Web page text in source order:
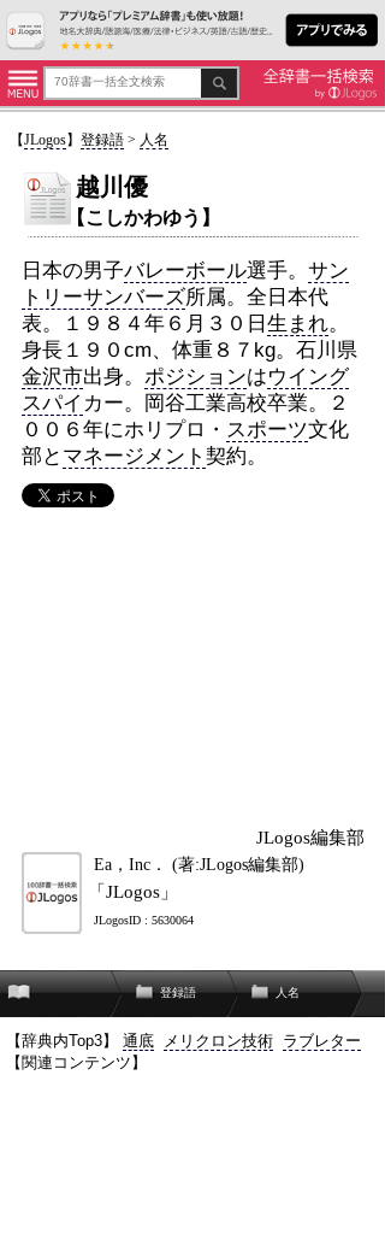
【JLogos】 登録語> 人名
越川優
【こしかわゆう】
日本の男子バレーボール選手。 サン
トリーサンバーズ所属。全日本代
表。１９８４年６月３０日 生まれ。
身長１９０cm、体重８７kg。石川県
金沢市出身。 ポジションはウイング
スパイ カー。岡谷工業高校卒業。２
００６年にホリプロ・ スポーツ文化
部と マネージメント 契約。
JLogos編集部
Ea，Inc． (著:JLogos編集部)
「JLogos」
JLogosID : 5630064
登録語 人名
【辞典内Top3】 通底 メリクロン技術 ラブレター
【関連コンテンツ】